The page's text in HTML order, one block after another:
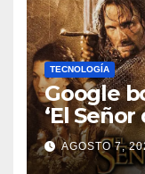
TECNOLOGÍA
Google
‘El
reabre el
AGOSTO 7,